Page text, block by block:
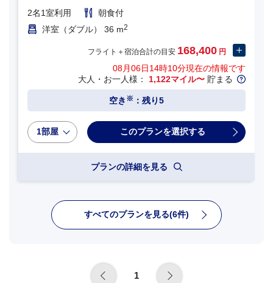
2名1室利用
朝食付
洋室（ダブル） 36 m2
フライト＋宿泊合計の目安 168,400 円
08月06日14時10分現在の情報です
大人・お一人様： 1,122マイル〜 貯まる
空き ※ ：残り5
1部屋
プランの詳細を見る
すべてのプランを見る(6件)
1